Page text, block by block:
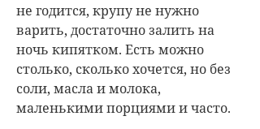
не годится, крупу не нужно
варить, достаточно залить на
ночь кипятком. Есть можно
столько, сколько хочется, но без
соли, масла и молока,
маленькими порциями и часто.